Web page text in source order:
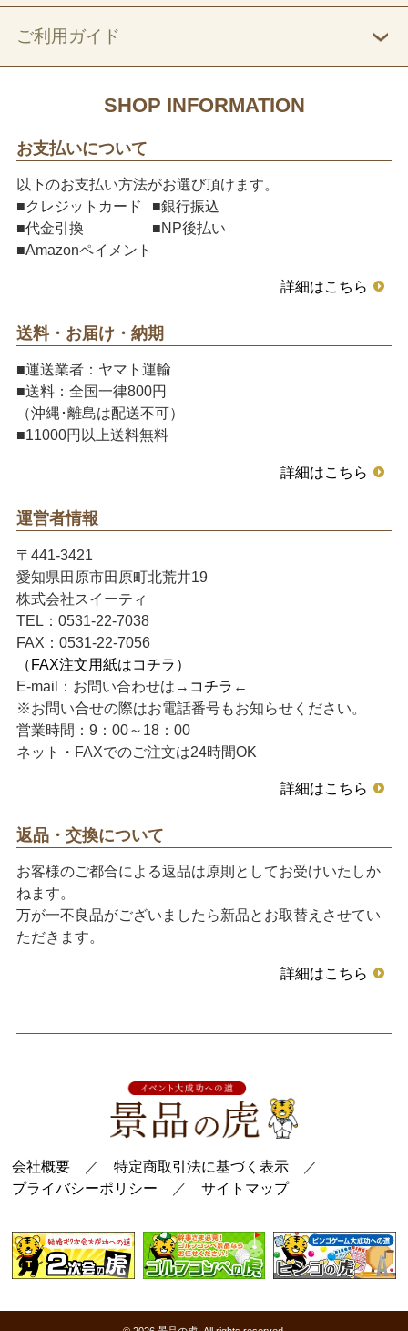
ご利用ガイド
SHOP INFORMATION
お支払いについて
以下のお支払い方法がお選び頂けます。
■クレジットカード
■銀行振込
■代金引換
■NP後払い
■Amazonペイメント
詳細はこちら
送料・お届け・納期
■運送業者：ヤマト運輸
■送料：全国一律800円
（沖縄･離島は配送不可）
■11000円以上送料無料
詳細はこちら
運営者情報
〒441-3421
愛知県田原市田原町北荒井19
株式会社スイーティ
TEL：0531-22-7038
FAX：0531-22-7056
（FAX注文用紙はコチラ）
E-mail：お問い合わせは→ コチラ ←
※お問い合せの際はお電話番号もお知らせください。
営業時間：9：00～18：00
ネット・FAXでのご注文は24時間OK
詳細はこちら
返品・交換について
お客様のご都合による返品は原則としてお受けいたしか
ねます。
万が一不良品がございましたら新品とお取替えさせてい
ただきます。
詳細はこちら
会社概要 ／特定商取引法に基づく表示 ／
プライバシーポリシー ／サイトマップ